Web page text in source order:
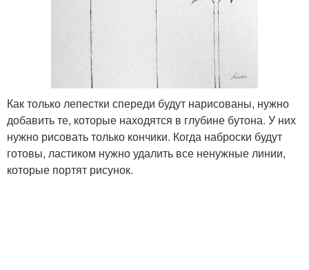
Как только лепестки спереди будут нарисованы, нужно
добавить те, которые находятся в глубине бутона. У них
нужно рисовать только кончики. Когда наброски будут
готовы, ластиком нужно удалить все ненужные линии,
которые портят рисунок.